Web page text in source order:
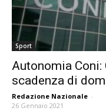
Sport
Autonomia
scadenza di
Redazione Nazionale -
26 Gennaio 2021